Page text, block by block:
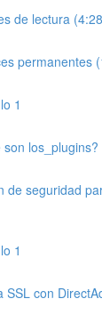
de lectura
permanentes
1
de seguridad
1
SSL con